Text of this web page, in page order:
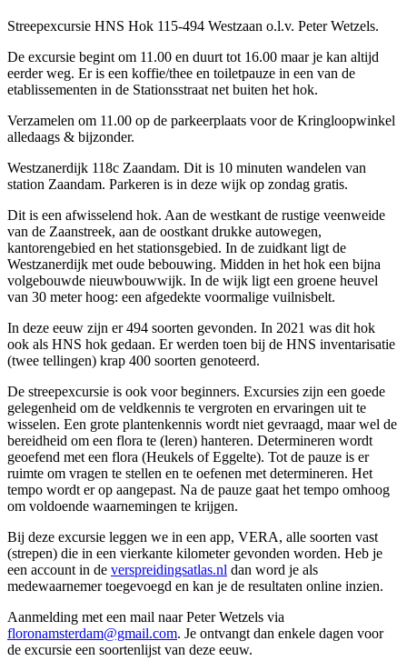
Streepexcursie HNS Hok 115-494 Westzaan o.l.v. Peter Wetzels.
De excursie begint om 11.00 en duurt tot 16.00 maar je kan altijd
eerder weg. Er is een koffie/thee en toiletpauze in een van de
etablissementen in de Stationsstraat net buiten het hok.
Verzamelen om 11.00 op de parkeerplaats voor de Kringloopwinkel
alledaags & bijzonder.
Westzanerdijk 118c Zaandam. Dit is 10 minuten wandelen van
station Zaandam. Parkeren is in deze wijk op zondag gratis.
Dit is een afwisselend hok. Aan de westkant de rustige veenweide
van de Zaanstreek, aan de oostkant drukke autowegen,
kantorengebied en het stationsgebied. In de zuidkant ligt de
Westzanerdijk met oude bebouwing. Midden in het hok een bijna
volgebouwde nieuwbouwwijk. In de wijk ligt een groene heuvel
van 30 meter hoog: een afgedekte voormalige vuilnisbelt.
In deze eeuw zijn er 494 soorten gevonden. In 2021 was dit hok
ook als HNS hok gedaan. Er werden toen bij de HNS inventarisatie
(twee tellingen) krap 400 soorten genoteerd.
De streepexcursie is ook voor beginners. Excursies zijn een goede
gelegenheid om de veldkennis te vergroten en ervaringen uit te
wisselen. Een grote plantenkennis wordt niet gevraagd, maar wel de
bereidheid om een flora te (leren) hanteren. Determineren wordt
geoefend met een flora (Heukels of Eggelte). Tot de pauze is er
ruimte om vragen te stellen en te oefenen met determineren. Het
tempo wordt er op aangepast. Na de pauze gaat het tempo omhoog
om voldoende waarnemingen te krijgen.
Bij deze excursie leggen we in een app, VERA, alle soorten vast
(strepen) die in een vierkante kilometer gevonden worden. Heb je
een account in de verspreidingsatlas.nl dan word je als
medewaarnemer toegevoegd en kan je de resultaten online inzien.
Aanmelding met een mail naar Peter Wetzels via
floronamsterdam@gmail.com. Je ontvangt dan enkele dagen voor
de excursie een soortenlijst van deze eeuw.